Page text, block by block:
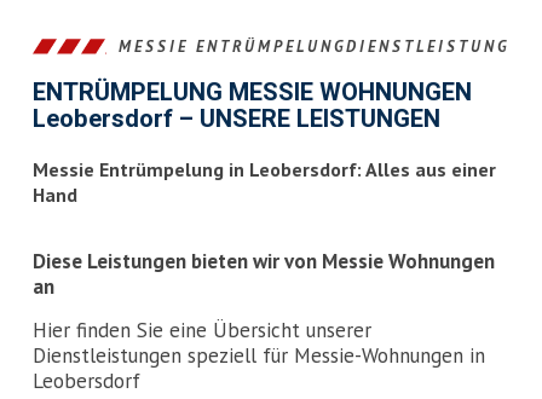
left
MESSIE ENTRÜMPELUNGDIENSTLEISTUNG
ENTRÜMPELUNG MESSIE WOHNUNGEN
Leobersdorf – UNSERE LEISTUNGEN
Messie Entrümpelung in Leobersdorf: Alles aus einer
Hand
Diese Leistungen bieten wir von Messie Wohnungen
an
Hier finden Sie eine Übersicht unserer
Dienstleistungen speziell für Messie-Wohnungen in
Leobersdorf